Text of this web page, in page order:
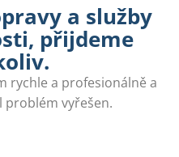
a služby
přijdeme
rychle a profesionálně a
problém vyřešen.